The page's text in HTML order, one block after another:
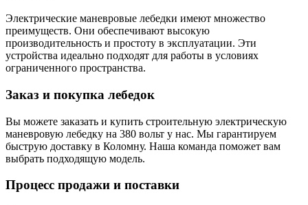
Электрические маневровые лебедки имеют множество
преимуществ. Они обеспечивают высокую
производительность и простоту в эксплуатации. Эти
устройства идеально подходят для работы в условиях
ограниченного пространства.
Заказ и покупка лебедок
Вы можете заказать и купить строительную электрическую
маневровую лебедку на 380 вольт у нас. Мы гарантируем
быструю доставку в Коломну. Наша команда поможет вам
выбрать подходящую модель.
Процесс продажи и поставки